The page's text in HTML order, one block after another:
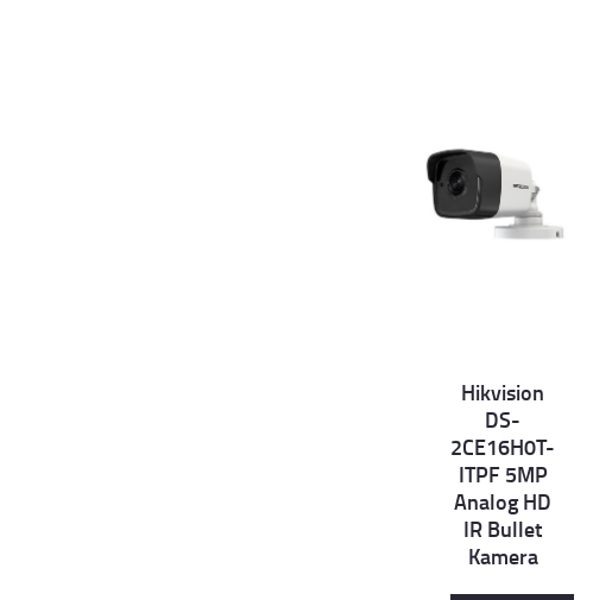
DetHikvision
DS-
2CE16H0T-
ITPF 5MP
Analog HD
IR Bullet
Kamera